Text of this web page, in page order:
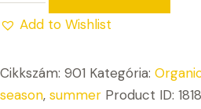
Add to Wishlist
Cikkszám: 901 Kategória:
season, summer Product ID: